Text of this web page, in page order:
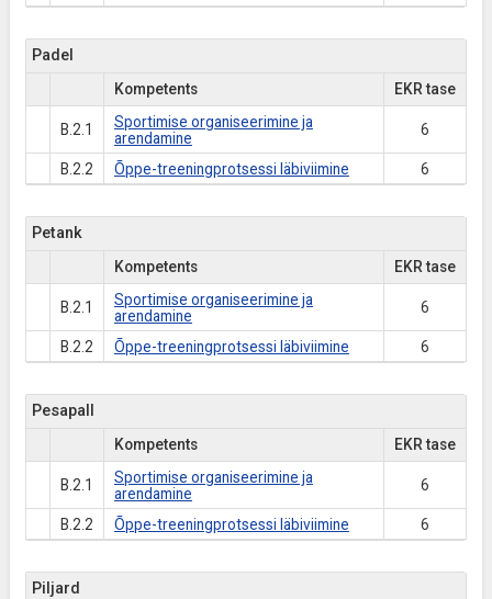
Padel
Kompetents EKR tase
B.2.1
Sportimise organiseerimine ja
arendamine
6
B.2.2 Õppe-treeningprotsessi läbiviimine 6
Petank
Kompetents EKR tase
B.2.1
Sportimise organiseerimine ja
arendamine
6
B.2.2 Õppe-treeningprotsessi läbiviimine 6
Pesapall
Kompetents EKR tase
B.2.1
Sportimise organiseerimine ja
arendamine
6
B.2.2 Õppe-treeningprotsessi läbiviimine 6
Piljard